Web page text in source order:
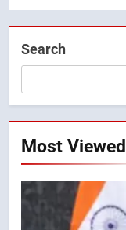
Search
Most Viewed